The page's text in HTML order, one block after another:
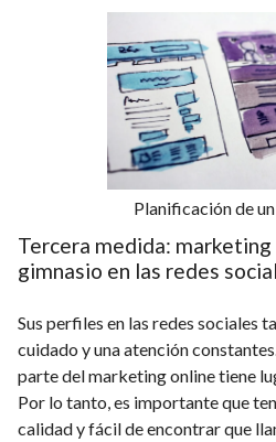
Planificación de
Tercera medida:
gimnasio en las redes
Sus perfiles en las redes sociales
cuidado y una atención
parte del marketing online tiene
Por lo tanto, es importante que
calidad y fácil de encontrar que